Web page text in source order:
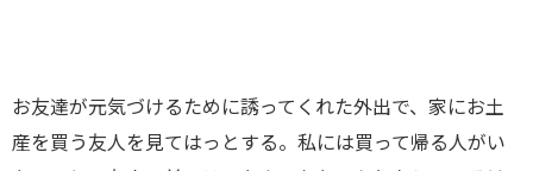
お友達が元気づけるために誘ってくれた外出で、家にお土
産を買う友人を見てはっとする。私には買って帰る人がい